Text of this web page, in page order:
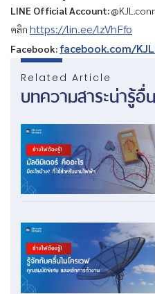
LINE Official Account:
คลิก https://lin.ee/lzVhFfo
Facebook: facebook.com/
Related Article
บทความสาระน่ารู้อื่